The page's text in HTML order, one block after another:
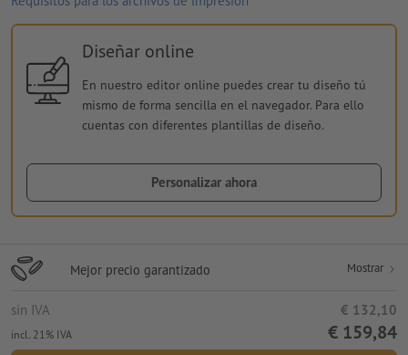
Diseñar online
En nuestro editor online puedes crear tu diseño tú
mismo de forma sencilla en el navegador. Para ello
cuentas con diferentes plantillas de diseño.
Personalizar ahora
Mejor precio garantizado Mostrar
sin IVA € 132,10
incl. 21% IVA € 159,84